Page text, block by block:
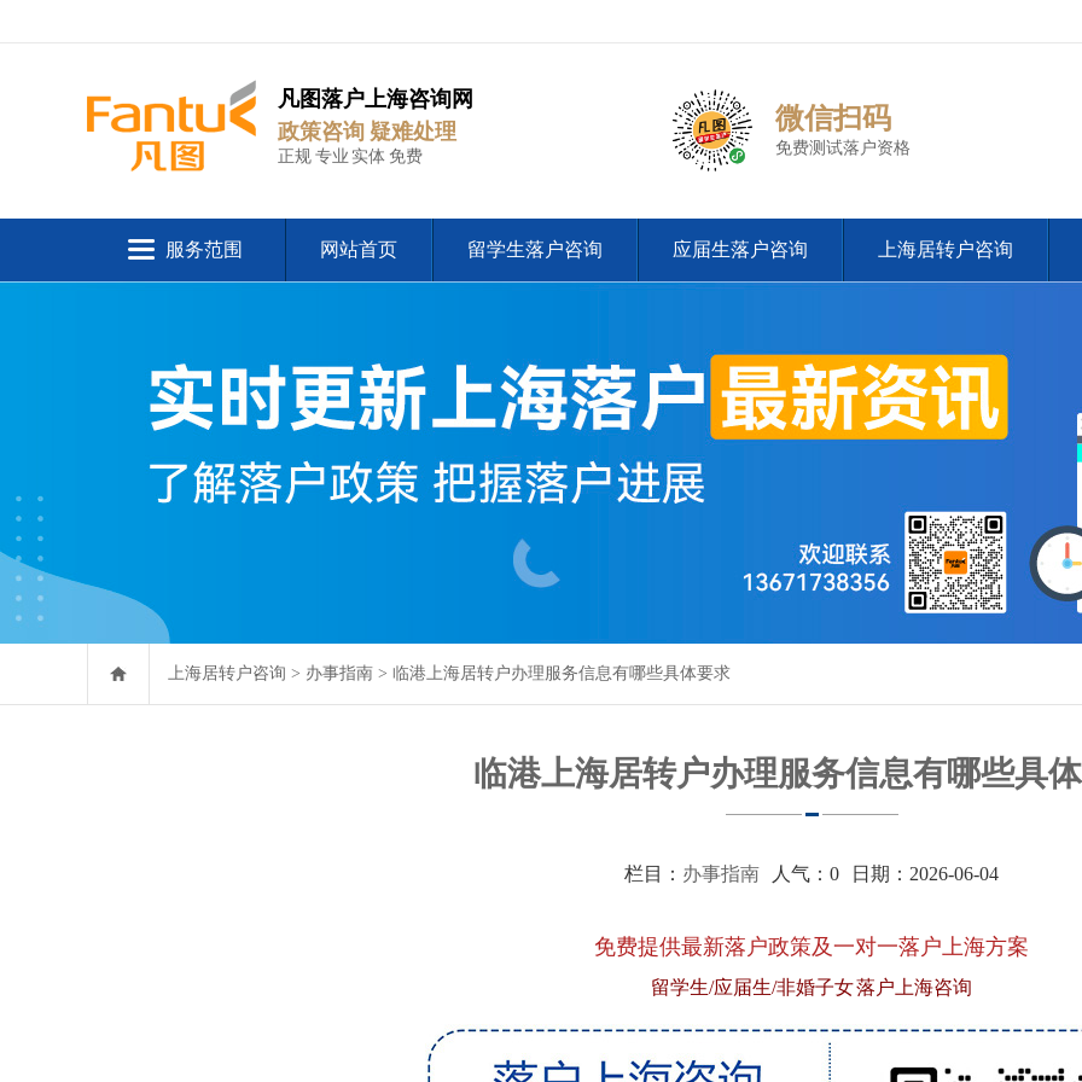
凡图落户上海咨询网
政策咨询 疑难处理
正规 专业 实体 免费
微信扫码
免费测试落户资格
服务范围 网站首页 留学生落户咨询 应届生落户咨询 上海居转户咨询
上海居转户咨询 > 办事指南 > 临港上海居转户办理服务信息有哪些具体要求
临港上海居转户办理服务信息有哪些具
栏目： 办事指南 人气： 0 日期：2026-06-04
免费提供最新落户政策及一对一落户上海方案
留学生/应届生/非婚子女 落户上海咨询